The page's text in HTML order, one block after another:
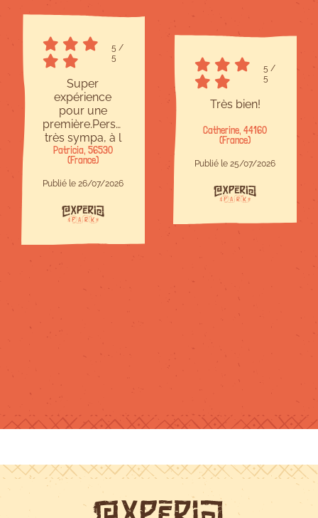
5 /
5
Super
expérience
pour une
première.Personnel
très sympa, à l
écoute et
bienveillant.Site
à taille
humaine,c est
parfait.Il y en a
pour tous les
chacun trouve
recommande !
Patricia, 56530
(France)
Publié le 26/07/2026
5 /
5
Très bien!
Catherine, 44160
(France)
Publié le 25/07/2026